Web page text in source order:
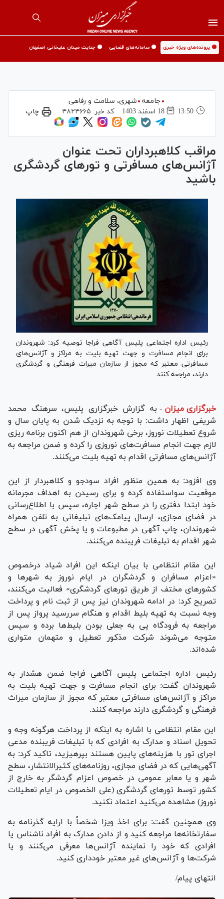
🟡 پرونده‌های ویژه خبری 🟡 سامانه‌های قضایی 🟡 جنایت میدان علیخانی اصفهان
جامعه
شهری،‌ سلامت و رفاهی
13:50
18 اسفند 1403 کد خبر: ۴۸۲۴۶۶۵ چاپ
مراقب کلاهبرداران تحت عنوان
آژانس‌های مسافرتی و تور‌های گردشگری
باشید
رئیس اداره اجتماعی پلیس آگاهی فراجا توصیه کرد: شهروندان
برای انجام مسافرت و جهت تهیه بلیت به مراکز و آژانس‌های
مسافرتی معتبر که مجوز از سازمان میراث فرهنگی و گردشگری
دارند، مراجعه کنند.
خبرگزاری میزان - به گزارش خبرگزاری پلیس، سرهنگ محمد
شریفی اظهار داشت: با توجه به نزدیک شدن به پایان سال و
شروع تعطیلات نوروز، برخی شهروندان از هم اکنون برنامه ریزی
لازم جهت انجام مسافرت‌های نوروزی را کرده و ضمن مراجعه به
آژانس‌های مسافرتی اقدام به تهیه بلیت می‌کنند.
وی افزود: به همین منظور افراد سودجو و کلاهبردار از این
موقعیت سواستفاده کرده و برای رسیدن به اهداف مجرمانه
خود ابتدا دفتری را در سطح شهر اجاره، سپس با اطلاع‌رسانی
در فضای مجازی، ارسال پیامک‌های تبلیغاتی به تلفن همراه
شهروندان، چاپ آگهی در مطبوعات و یا پخش آگهی در سطح
شهر اقدام به تبلیغات فریبنده می‌کنند.
این مقام انتظامی با بیان اینکه این افراد شیاد درخصوص
«اعزام مسافران و گردشگران در ایام نوروز به شهر‌ها و
کشور‌های مختف از طریق تور‌های گردشگری» فعالیت می‌کنند،
تصریح کرد: در ادامه شهروندان نیز پس از ثبت نام و پرداخت
وجه نسبت به تهیه بلیط اقدام و هنگام سررسید پرواز پس از
مراجعه به فرودگاه پی به جعلی بودن بلیط‌ها برده و سپس
متوجه می‌شوند شرکت مذکور تعطیل و متهمان متواری
شده‌اند.
رئیس اداره اجتماعی پلیس آگاهی فراجا ضمن هشدار به
شهروندان گفت: برای انجام مسافرت و جهت تهیه بلیت به
مراکز و آژانس‌های مسافرتی معتبر که مجوز از سازمان میراث
فرهنگی و گردشگری دارند مراجعه کنند.
این مقام انتظامی با اشاره به اینکه از پرداخت هرگونه وجه و
تحویل اسناد و مدارک به افرادی که با تبلیغات فریبنده مدعی
اجرای تور با هزینه‌های پایین هستند بپرهیزید، تاکید کرد: به
آگهی‌هایی که در فضای مجازی، روزنامه‌های کثیرالانتشار، سطح
شهر و یا معابر عمومی در خصوص اعزام گردشگر به خارج از
کشور توسط تور‌های گردشگری (علی الخصوص در ایام تعطیلات
نوروز) مشاهده می‌کنید اعتماد نکنید.
وی همچنین گفت: برای اخذ ویزا شخصاً با ارایه گذرنامه به
سفارتخانه‌ها مراجعه کنید و از دادن مدارک به افراد ناشناس یا
افرادی که خود را نماینده آژانس‌ها معرفی می‌کنند و یا
شرکت‌ها و آژانس‌های غیر معتبر خودداری کنید.
انتهای پیام/